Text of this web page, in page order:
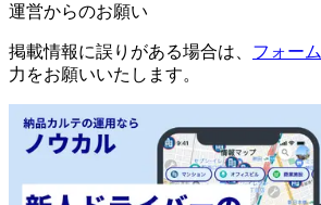
運営からのお願い
掲載情報に誤りがある場合は、 フォーム
力をお願いいたします。